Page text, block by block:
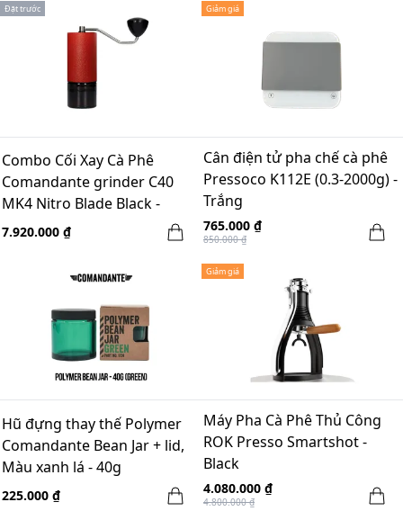
Đặt trước
Combo Cối Xay Cà Phê
Comandante grinder C40
MK4 Nitro Blade Black -
made in Germany + LEE_T
7.920.000 ₫
Giảm giá
Cân điện tử pha chế cà phê
Pressoco K112E (0.3-2000g) -
Trắng
765.000 ₫
850.000 ₫
Hũ đựng thay thế Polymer
Comandante Bean Jar + lid,
Màu xanh lá - 40g
225.000 ₫
Giảm giá
Máy Pha Cà Phê Thủ Công
ROK Presso Smartshot -
Black
4.080.000 ₫
4.800.000 ₫